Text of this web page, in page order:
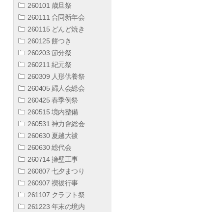
260101 歳旦祭
260111 合同新年会
260115 どんど焼き
260125 餅つき
260203 節分祭
260211 紀元祭
260309 人形供養祭
260405 婦人会総会
260425 春季例祭
260515 境内整備
260531 神力會総会
260630 夏越大祓
260630 総代会
260714 擁壁工事
260807 七夕まつり
260907 禊祓行事
261107 クラフト祭
261223 年末の境内